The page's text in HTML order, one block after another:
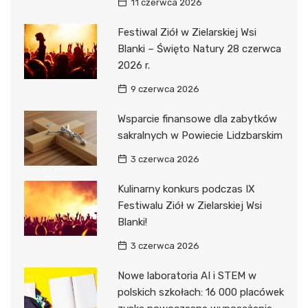
11 czerwca 2026
Festiwal Ziół w Zielarskiej Wsi
Blanki – Święto Natury 28 czerwca
2026 r.
9 czerwca 2026
Wsparcie finansowe dla zabytków
sakralnych w Powiecie Lidzbarskim
3 czerwca 2026
Kulinarny konkurs podczas IX
Festiwalu Ziół w Zielarskiej Wsi
Blanki!
3 czerwca 2026
Nowe laboratoria AI i STEM w
polskich szkołach: 16 000 placówek